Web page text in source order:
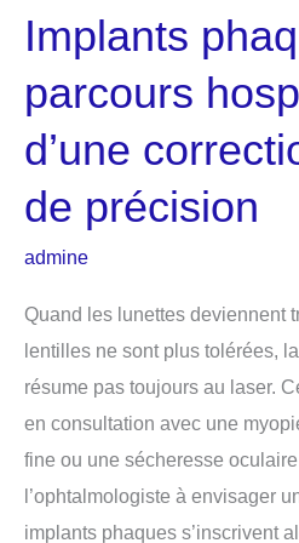
Implants
parcours
d’une
de précision
admine
Quand les lunettes deviennent
lentilles ne sont plus tolérées,
résume pas toujours au laser.
en consultation avec une
fine ou une sécheresse
l’ophtalmologiste à envisager
implants phaques s’inscrivent